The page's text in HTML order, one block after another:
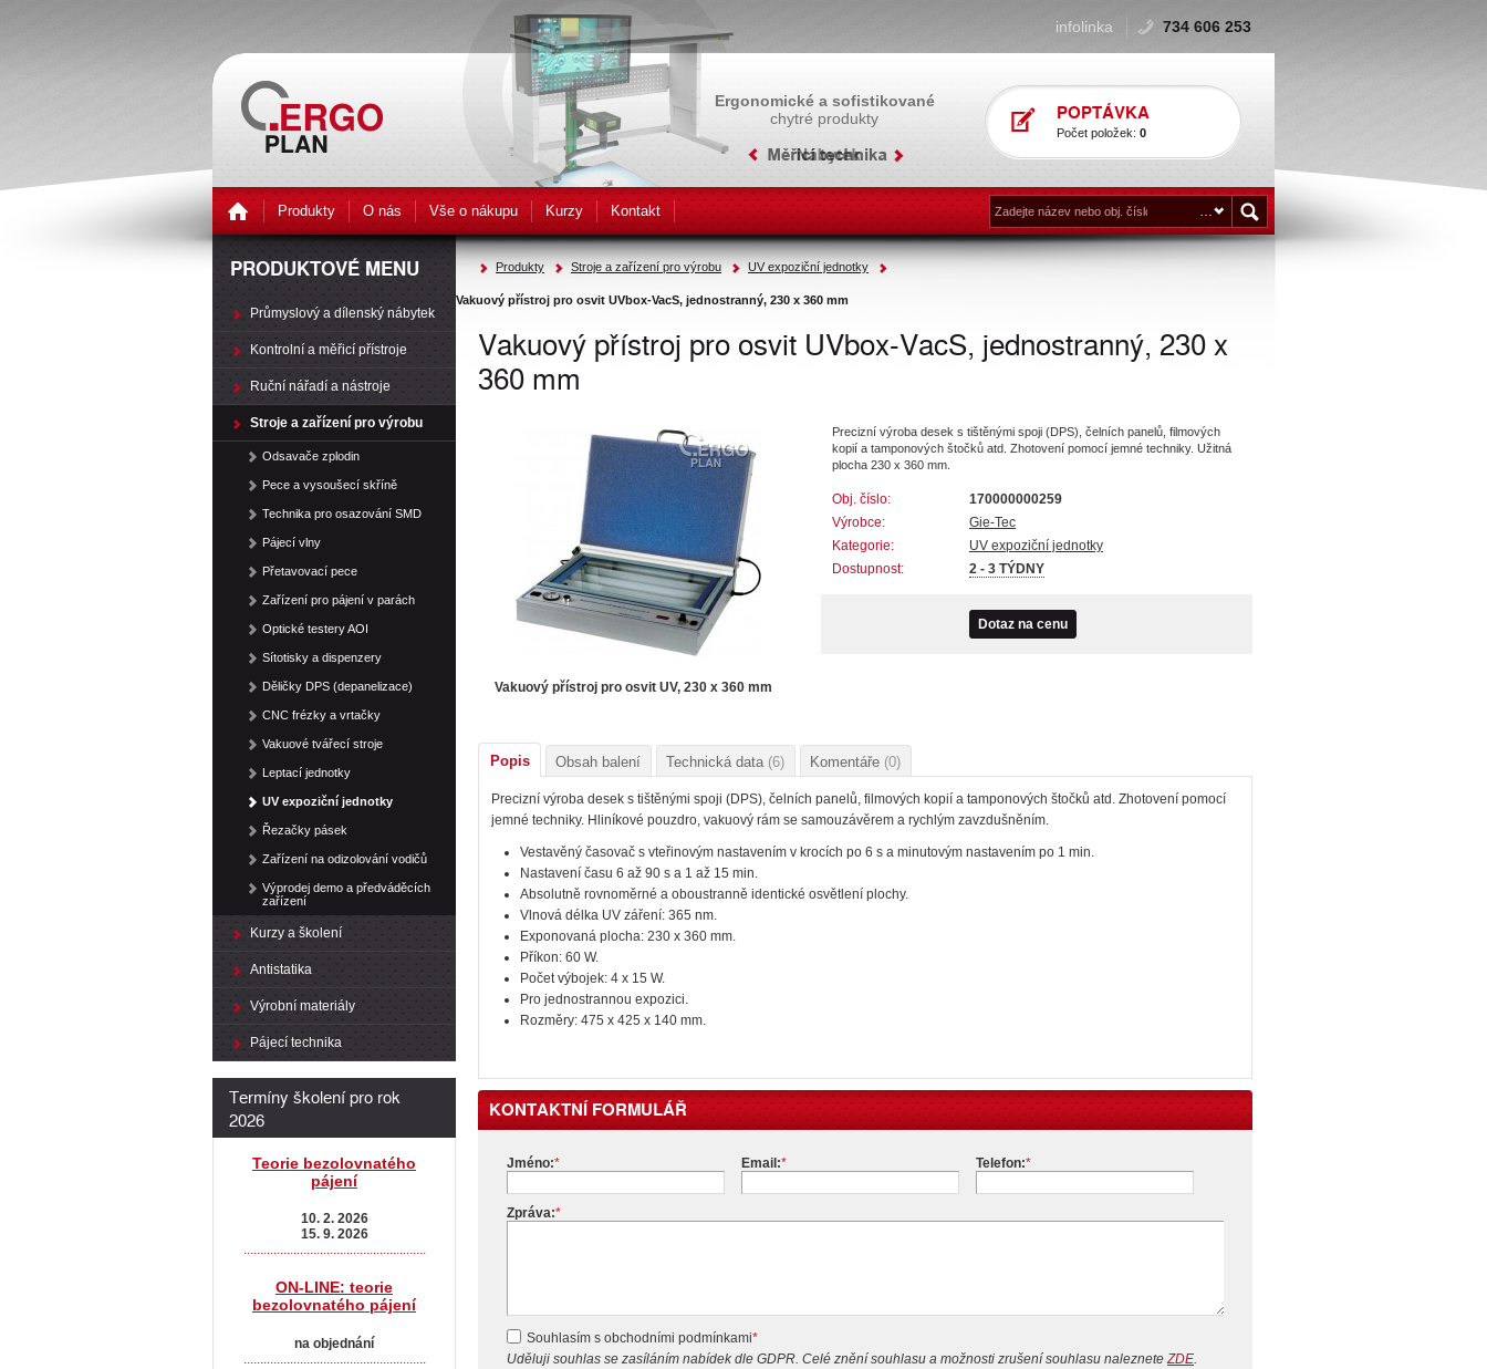
Ergonomické a sofistikované
chytré produkty
infolinka 734 606 253
POPTÁVKA
Počet položek: 0
Produkty O nás Vše o nákupu Kurzy Kontakt
Produkty Stroje a zařízení pro výrobu UV expoziční jednotky
Vakuový přístroj pro osvit UVbox-VacS, jednostranný, 230 x 360 mm
Vakuový přístroj pro osvit UVbox-VacS, jednostranný, 230 x
360 mm
Precizní výroba desek s tištěnými spoji (DPS), čelních panelů, filmových
kopií a tamponových štočků atd. Zhotovení pomocí jemné techniky. Užitná
plocha 230 x 360 mm.
Obj. číslo:
170000000259
Výrobce:
Gie-Tec
Kategorie:
UV expoziční jednotky
Dostupnost:
2 - 3 TÝDNY
Dotaz na cenu
Vakuový přístroj pro osvit UV, 230 x 360 mm
Popis Obsah balení Technická data (6) Komentáře (0)
Precizní výroba desek s tištěnými spoji (DPS), čelních panelů, filmových kopií a tamponových štočků atd. Zhotovení pomocí
jemné techniky. Hliníkové pouzdro, vakuový rám se samouzávěrem a rychlým zavzdušněním.
Vestavěný časovač s vteřinovým nastavením v krocích po 6 s a minutovým nastavením po 1 min.
Nastavení času 6 až 90 s a 1 až 15 min.
Absolutně rovnoměrné a oboustranně identické osvětlení plochy.
Vlnová délka UV záření: 365 nm.
Exponovaná plocha: 230 x 360 mm.
Příkon: 60 W.
Počet výbojek: 4 x 15 W.
Pro jednostrannou expozici.
Rozměry: 475 x 425 x 140 mm.
KONTAKTNÍ FORMULÁŘ
Jméno:* Email:* Telefon:*
Zpráva:*
Souhlasím s obchodními podmínkami*
Uděluji souhlas se zasíláním nabídek dle GDPR. Celé znění souhlasu a možnosti zrušení souhlasu nalezneteZDE.
PRODUKTOVÉ MENU
Průmyslový a dílenský nábytek
Kontrolní a měřicí přístroje
Ruční nářadí a nástroje
Stroje a zařízení pro výrobu
Odsavače zplodin
Pece a vysoušecí skříně
Technika pro osazování SMD
Pájecí vlny
Přetavovací pece
Zařízení pro pájení v parách
Optické testery AOI
Sítotisky a dispenzery
Děličky DPS (depanelizace)
CNC frézky a vrtačky
Vakuové tvářecí stroje
Leptací jednotky
UV expoziční jednotky
Řezačky pásek
Zařízení na odizolování vodičů
Výprodej demo a předváděcích
zařízení
Kurzy a školení
Antistatika
Výrobní materiály
Pájecí technika
Termíny školení pro rok
2026
Teorie bezolovnatého
pájení
10. 2. 2026
15. 9. 2026
.......................................................
ON-LINE: teorie
bezolovnatého pájení
na objednání